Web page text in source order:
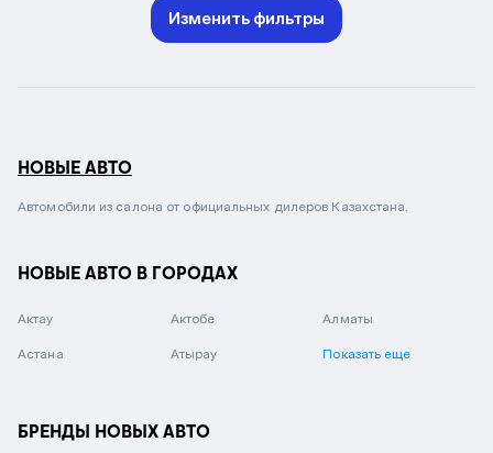
Изменить фильтры
НОВЫЕ АВТО
Автомобили из салона от официальных дилеров Казахстана.
НОВЫЕ АВТО В ГОРОДАХ
Актау Актобе Алматы
Астана Атырау Показать еще
БРЕНДЫ НОВЫХ АВТО